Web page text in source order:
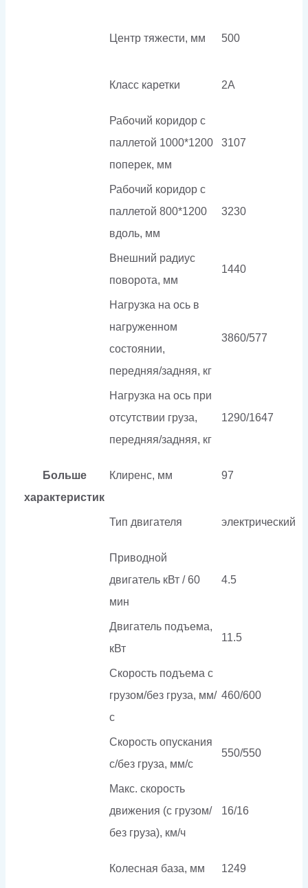
Больше
характеристик
Центр тяжести, мм 500
Класс каретки 2A
Рабочий коридор с
паллетой 1000*1200
поперек, мм
3107
Рабочий коридор с
паллетой 800*1200
вдоль, мм
3230
Внешний радиус
поворота, мм
1440
Нагрузка на ось в
нагруженном
состоянии,
передняя/задняя, кг
3860/577
Нагрузка на ось при
отсутствии груза,
передняя/задняя, кг
1290/1647
Клиренс, мм 97
Тип двигателя электрический
Приводной
двигатель кВт / 60
мин
4.5
Двигатель подъема,
кВт
11.5
Скорость подъема с
грузом/без груза, мм/
с
460/600
Скорость опускания
c/без груза, мм/с
550/550
Макс. скорость
движения (с грузом/
без груза), км/ч
16/16
Колесная база, мм 1249